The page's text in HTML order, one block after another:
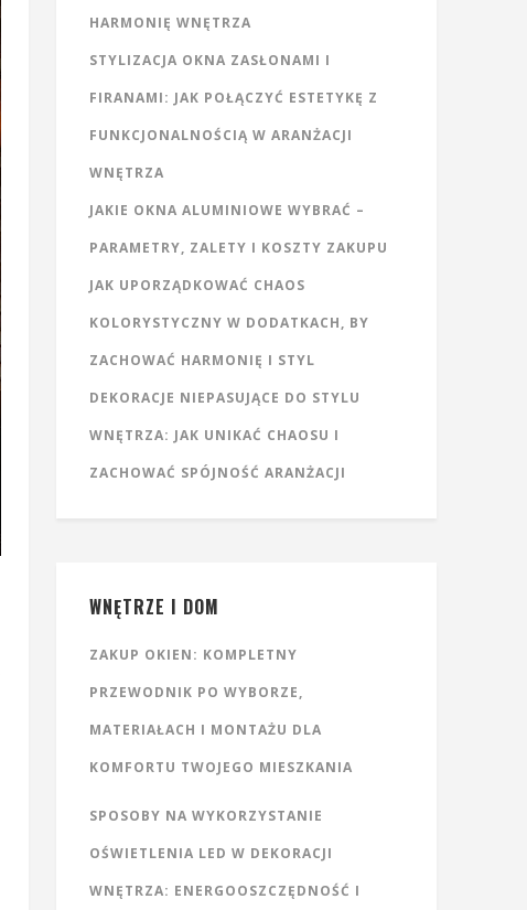
HARMONIĘ WNĘTRZA
STYLIZACJA OKNA ZASŁONAMI I
FIRANAMI: JAK POŁĄCZYĆ ESTETYKĘ Z
FUNKCJONALNOŚCIĄ W ARANŻACJI
WNĘTRZA
JAKIE OKNA ALUMINIOWE WYBRAĆ –
PARAMETRY, ZALETY I KOSZTY ZAKUPU
JAK UPORZĄDKOWAĆ CHAOS
KOLORYSTYCZNY W DODATKACH, BY
ZACHOWAĆ HARMONIĘ I STYL
DEKORACJE NIEPASUJĄCE DO STYLU
WNĘTRZA: JAK UNIKAĆ CHAOSU I
ZACHOWAĆ SPÓJNOŚĆ ARANŻACJI
WNĘTRZE I DOM
ZAKUP OKIEN: KOMPLETNY
PRZEWODNIK PO WYBORZE,
MATERIAŁACH I MONTAŻU DLA
KOMFORTU TWOJEGO MIESZKANIA
SPOSOBY NA WYKORZYSTANIE
OŚWIETLENIA LED W DEKORACJI
WNĘTRZA: ENERGOOSZCZĘDNOŚĆ I